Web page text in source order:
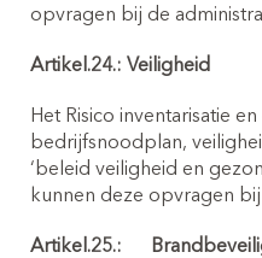
opvragen bij de
Artikel.24.: Veiligheid
Het Risico inventarisatie
bedrijfsnoodplan,
‘beleid veiligheid en
kunnen deze opvragen
Artikel.25.: